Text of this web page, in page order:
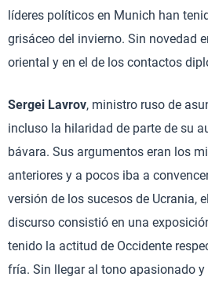
líderes políticos en Munich han
grisáceo del invierno. Sin novedad
oriental y en el de los contactos
Sergei Lavrov, ministro ruso de
incluso la hilaridad de parte de su
bávara. Sus argumentos eran los
anteriores y a pocos iba a
versión de los sucesos de Ucrania,
discurso consistió en una
tenido la actitud de Occidente
fría. Sin llegar al tono apasionado